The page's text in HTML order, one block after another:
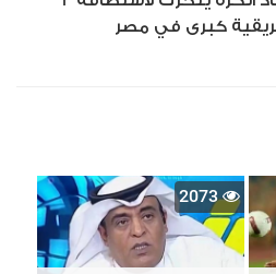
كبرى في مصر
2073